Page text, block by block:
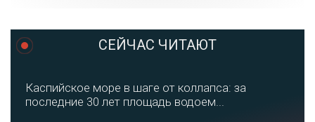
СЕЙЧАС ЧИТАЮТ
Каспийское море в шаге от коллапса: за
последние 30 лет площадь водоем...